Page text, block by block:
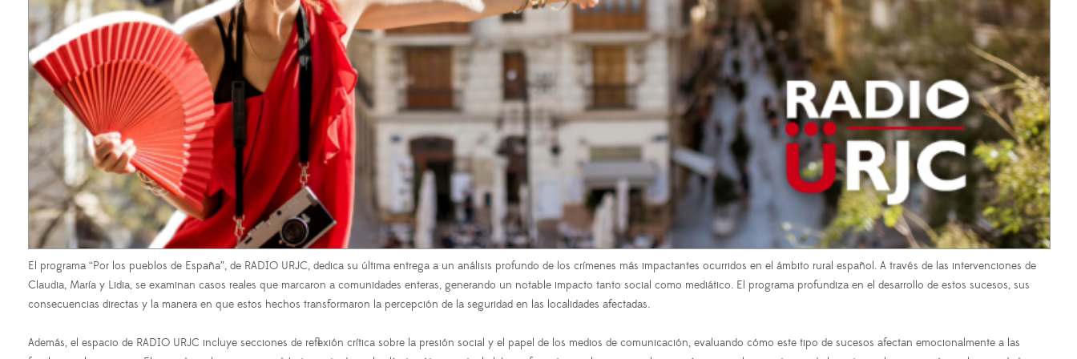
El programa “Por los pueblos de España”, de RADIO URJC, dedica su última entrega a un análisis profundo de los crímenes más impactantes ocurridos en el ámbito rural español. A través de las intervenciones de
Claudia, María y Lidia, se examinan casos reales que marcaron a comunidades enteras, generando un notable impacto tanto social como mediático. El programa profundiza en el desarrollo de estos sucesos, sus
consecuencias directas y la manera en que estos hechos transformaron la percepción de la seguridad en las localidades afectadas.
Además, el espacio de RADIO URJC incluye secciones de reflexión crítica sobre la presión social y el papel de los medios de comunicación, evaluando cómo este tipo de sucesos afectan emocionalmente a las